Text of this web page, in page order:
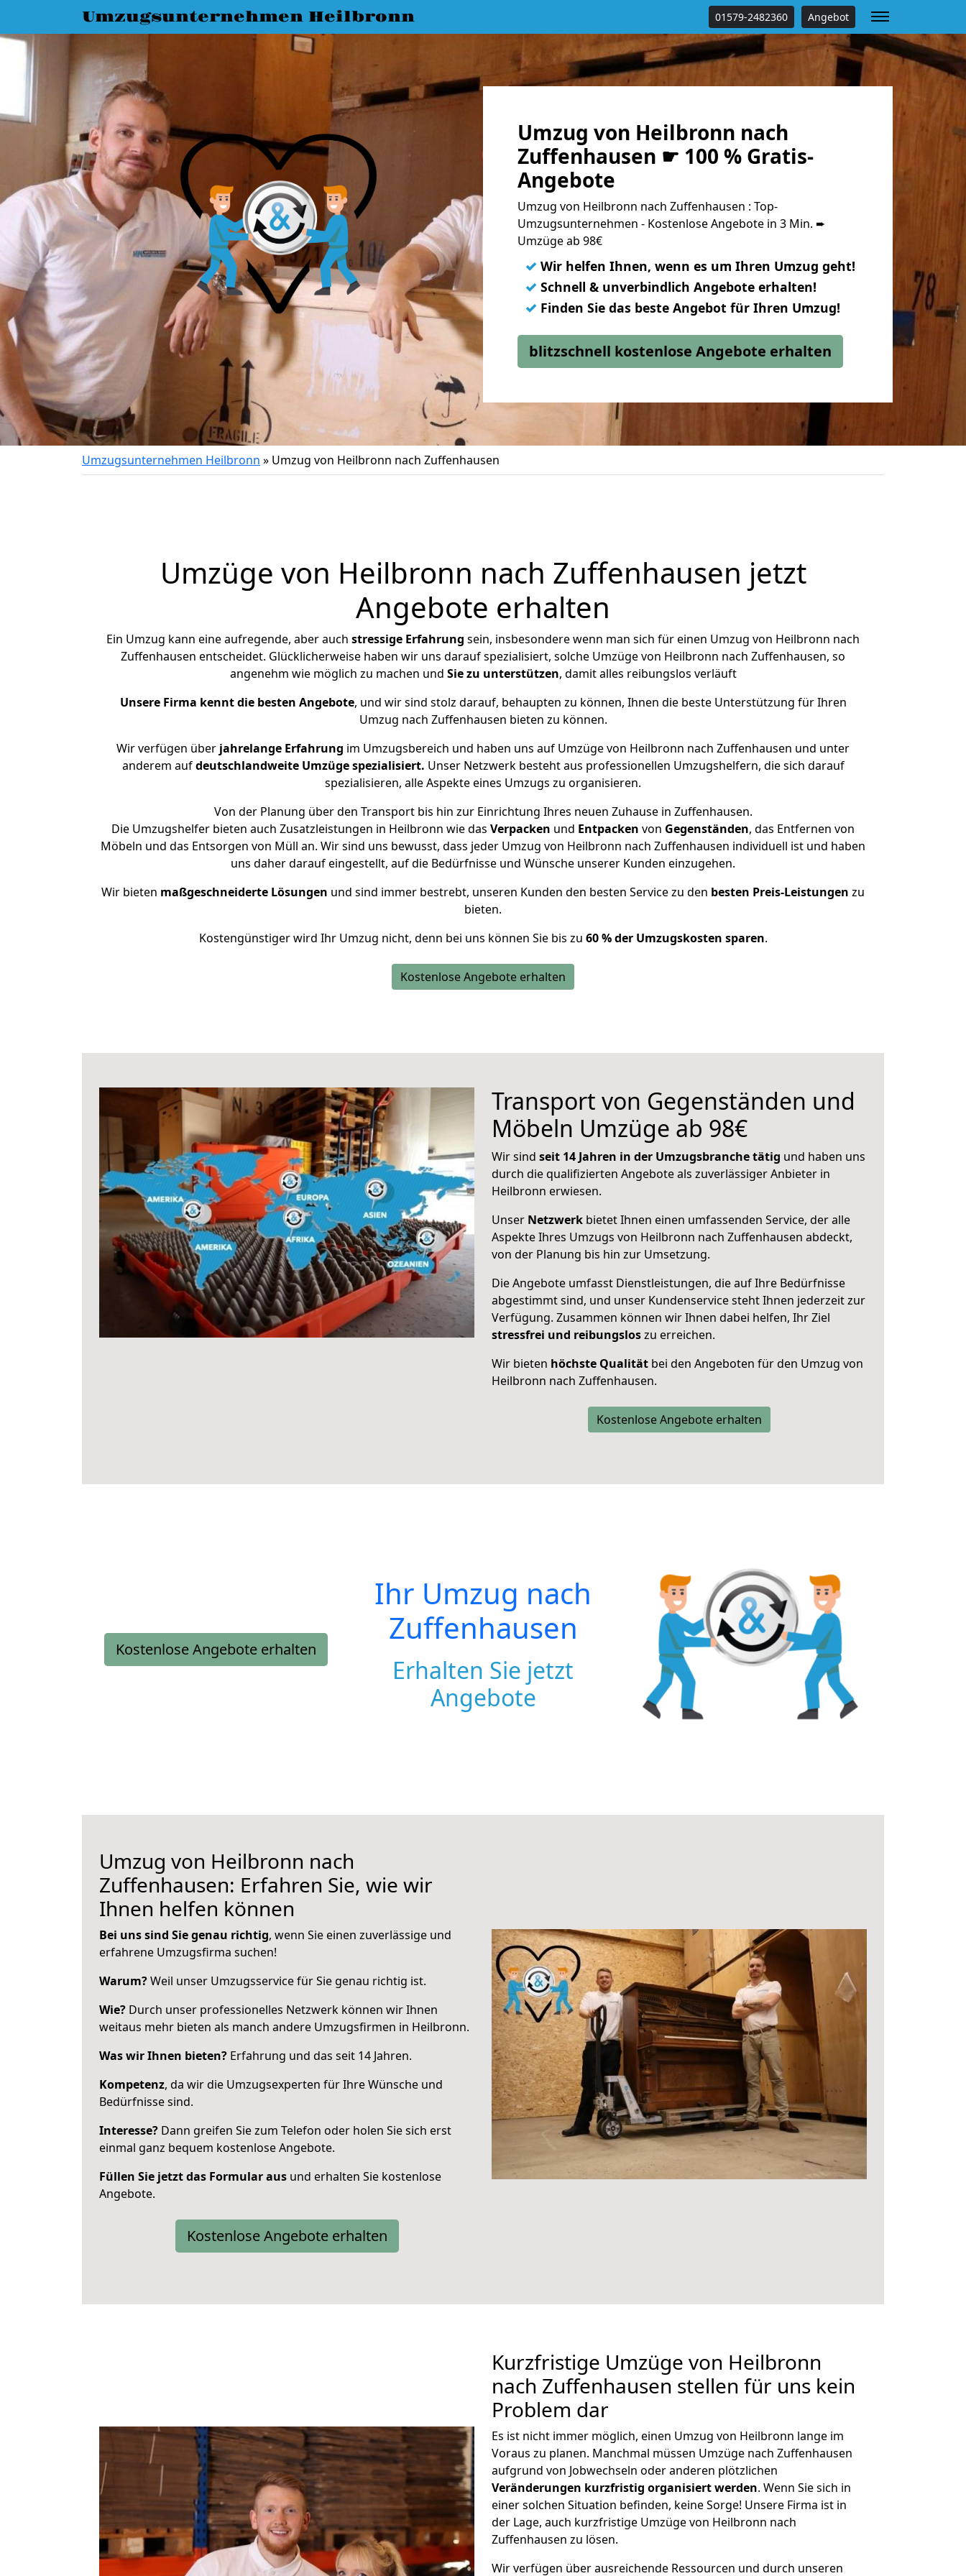
Umzugsunternehmen Heilbronn 01579-2482360 Angebot
Umzug von Heilbronn nach
Zuffenhausen ☛ 100 % Gratis-
Angebote
Umzug von Heilbronn nach Zuffenhausen : Top-
Umzugsunternehmen - Kostenlose Angebote in 3 Min. ➨
Umzüge ab 98€
✓ Wir helfen Ihnen, wenn es um Ihren Umzug geht!
✓ Schnell & unverbindlich Angebote erhalten!
✓ Finden Sie das beste Angebot für Ihren Umzug!
blitzschnell kostenlose Angebote erhalten
Umzugsunternehmen Heilbronn » Umzug von Heilbronn nach Zuffenhausen
Umzüge von Heilbronn nach Zuffenhausen jetzt
Angebote erhalten
Ein Umzug kann eine aufregende, aber auch stressige Erfahrung sein, insbesondere wenn man sich für einen Umzug von Heilbronn nach
Zuffenhausen entscheidet. Glücklicherweise haben wir uns darauf spezialisiert, solche Umzüge von Heilbronn nach Zuffenhausen, so
angenehm wie möglich zu machen und Sie zu unterstützen, damit alles reibungslos verläuft
Unsere Firma kennt die besten Angebote, und wir sind stolz darauf, behaupten zu können, Ihnen die beste Unterstützung für Ihren
Umzug nach Zuffenhausen bieten zu können.
Wir verfügen über jahrelange Erfahrung im Umzugsbereich und haben uns auf Umzüge von Heilbronn nach Zuffenhausen und unter
anderem aufdeutschlandweite Umzüge spezialisiert. Unser Netzwerk besteht aus professionellen Umzugshelfern, die sich darauf
spezialisieren, alle Aspekte eines Umzugs zu organisieren.
Von der Planung über den Transport bis hin zur Einrichtung Ihres neuen Zuhause in Zuffenhausen.
Die Umzugshelfer bieten auch Zusatzleistungen in Heilbronn wie das Verpacken und Entpacken von Gegenständen, das Entfernen von
Möbeln und das Entsorgen von Müll an. Wir sind uns bewusst, dass jeder Umzug von Heilbronn nach Zuffenhausen individuell ist und haben
uns daher darauf eingestellt, auf die Bedürfnisse und Wünsche unserer Kunden einzugehen.
Wir bieten maßgeschneiderte Lösungen und sind immer bestrebt, unseren Kunden den besten Service zu den besten Preis-Leistungen zu
bieten.
Kostengünstiger wird Ihr Umzug nicht, denn bei uns können Sie bis zu 60 % der Umzugskosten sparen.
Kostenlose Angebote erhalten
Transport von Gegenständen und
Möbeln Umzüge ab 98€
Wir sind seit 14 Jahren in der Umzugsbranche tätig und haben uns
durch die qualifizierten Angebote als zuverlässiger Anbieter in
Heilbronn erwiesen.
Unser Netzwerk bietet Ihnen einen umfassenden Service, der alle
Aspekte Ihres Umzugs von Heilbronn nach Zuffenhausen abdeckt,
von der Planung bis hin zur Umsetzung.
Die Angebote umfasst Dienstleistungen, die auf Ihre Bedürfnisse
abgestimmt sind, und unser Kundenservice steht Ihnen jederzeit zur
Verfügung. Zusammen können wir Ihnen dabei helfen, Ihr Ziel
stressfrei und reibungsloszu erreichen.
Wir bieten höchste Qualität bei den Angeboten für den Umzug von
Heilbronn nach Zuffenhausen.
Kostenlose Angebote erhalten
Kostenlose Angebote erhalten
Ihr Umzug nach
Zuffenhausen
Erhalten Sie jetzt
Angebote
Umzug von Heilbronn nach
Zuffenhausen: Erfahren Sie, wie wir
Ihnen helfen können
Bei uns sind Sie genau richtig, wenn Sie einen zuverlässige und
erfahrene Umzugsfirma suchen!
Warum?Weil unser Umzugsservice für Sie genau richtig ist.
Wie? Durch unser professionelles Netzwerk können wir Ihnen
weitaus mehr bieten als manch andere Umzugsfirmen in Heilbronn.
Was wir Ihnen bieten? Erfahrung und das seit 14 Jahren.
Kompetenz, da wir die Umzugsexperten für Ihre Wünsche und
Bedürfnisse sind.
Interesse? Dann greifen Sie zum Telefon oder holen Sie sich erst
einmal ganz bequem kostenlose Angebote.
Füllen Sie jetzt das Formular aus und erhalten Sie kostenlose
Angebote.
Kostenlose Angebote erhalten
Kurzfristige Umzüge von Heilbronn
nach Zuffenhausen stellen für uns kein
Problem dar
Es ist nicht immer möglich, einen Umzug von Heilbronn lange im
Voraus zu planen. Manchmal müssen Umzüge nach Zuffenhausen
aufgrund von Jobwechseln oder anderen plötzlichen
Veränderungen kurzfristig organisiert werden. Wenn Sie sich in
einer solchen Situation befinden, keine Sorge! Unsere Firma ist in
der Lage, auch kurzfristige Umzüge von Heilbronn nach
Zuffenhausen zu lösen.
Wir verfügen über ausreichende Ressourcen und durch unseren